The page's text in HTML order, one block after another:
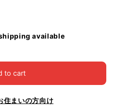
available
to cart
住まいの方向け